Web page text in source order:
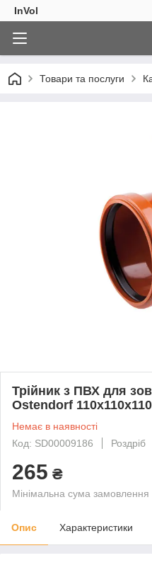
InVol
Товари та послуги
Трійник з ПВХ для
Ostendorf
Немає в наявності
Код: SD00009186
Роздріб
265 ₴
Мінімальна сума
Опис Характеристики